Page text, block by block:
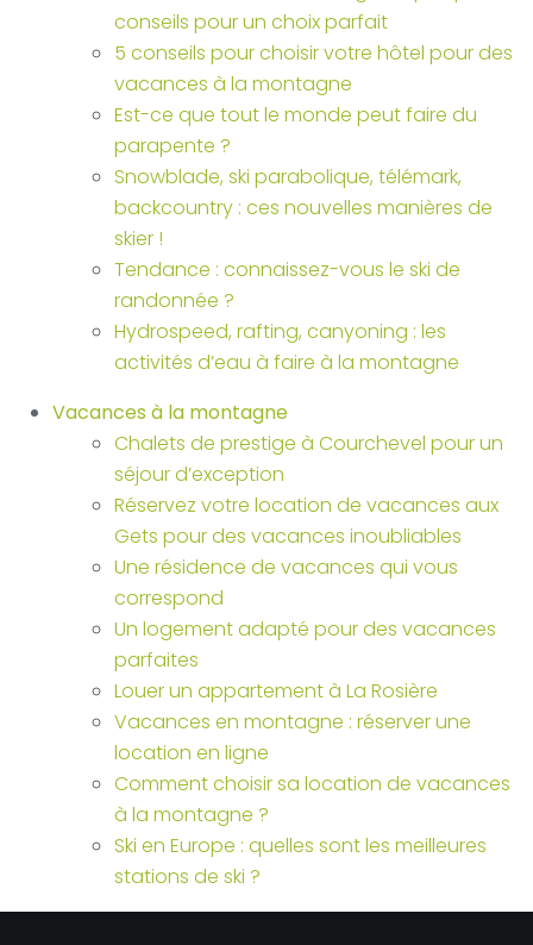
conseils pour un choix parfait
5 conseils pour choisir votre hôtel pour des
vacances à la montagne
Est-ce que tout le monde peut faire du
parapente ?
Snowblade, ski parabolique, télémark,
backcountry : ces nouvelles manières de
skier !
Tendance : connaissez-vous le ski de
randonnée ?
Hydrospeed, rafting, canyoning : les
activités d’eau à faire à la montagne
Vacances à la montagne
Chalets de prestige à Courchevel pour un
séjour d’exception
Réservez votre location de vacances aux
Gets pour des vacances inoubliables
Une résidence de vacances qui vous
correspond
Un logement adapté pour des vacances
parfaites
Louer un appartement à La Rosière
Vacances en montagne : réserver une
location en ligne
Comment choisir sa location de vacances
à la montagne ?
Ski en Europe : quelles sont les meilleures
stations de ski ?